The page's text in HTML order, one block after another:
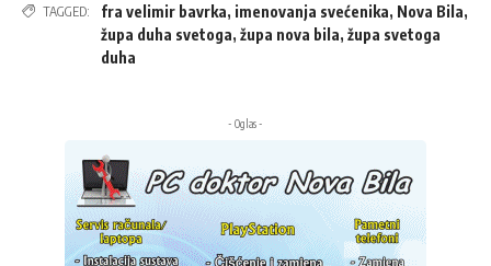
TAGGED: fra velimir bavrka, imenovanja svećenika, Nova Bila,
župa duha svetoga, župa nova bila, župa svetoga
duha
- Oglas -